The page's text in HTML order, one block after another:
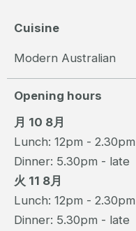
Cuisine
Modern Australian
Opening hours
月 10 8月
Lunch: 12pm - 2.30pm
Dinner: 5.30pm - late
火 11 8月
Lunch: 12pm - 2.30pm
Dinner: 5.30pm - late